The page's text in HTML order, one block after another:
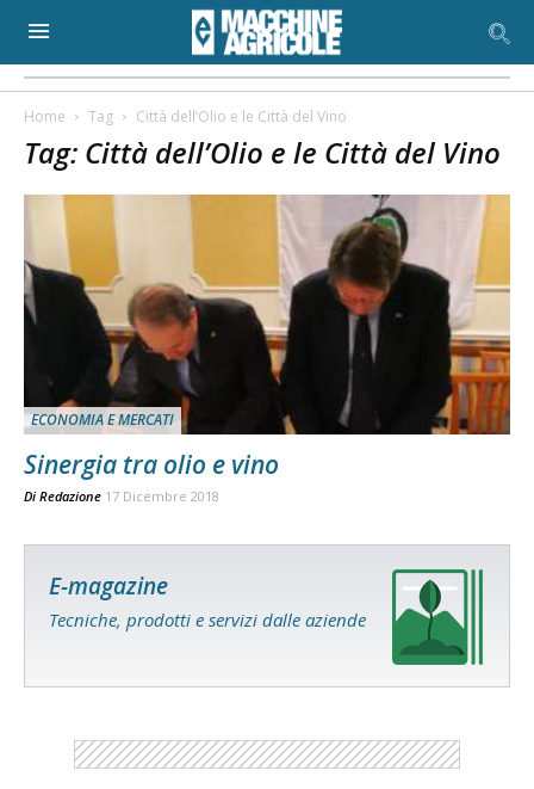
Home Tag Città dell’Olio e le Città del Vino
Tag: Città dell’Olio e le Città del Vino
ECONOMIA E MERCATI
Sinergia tra olio e vino
Di Redazione 17 Dicembre 2018
E-magazine
Tecniche, prodotti e servizi dalle aziende